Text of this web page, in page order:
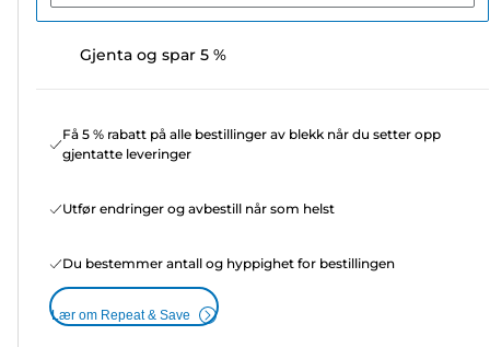
Gjenta og spar 5 %
Få 5 % rabatt på alle bestillinger av blekk når du setter opp
gjentatte leveringer
Utfør endringer og avbestill når som helst
Du bestemmer antall og hyppighet for bestillingen
Lær om Repeat & Save